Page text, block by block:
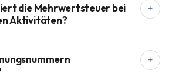
die Mehrwertsteuer bei
Aktivitäten?
+
+